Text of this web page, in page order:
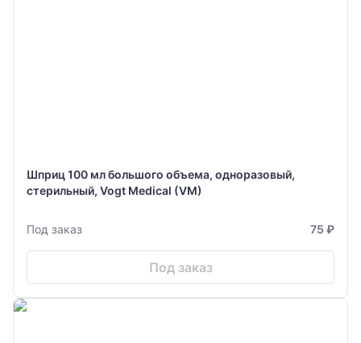
Шприц 100 мл большого объема, одноразовый,
стерильный, Vogt Medical (VM)
Под заказ 75 ₽
Под заказ